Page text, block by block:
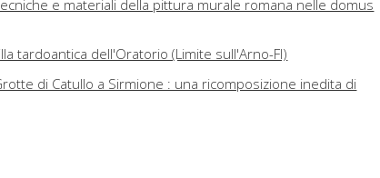
e materiali della pittura murale romana nelle domus
tardoantica dell'Oratorio (Limite sull'Arno-FI)
di Catullo a Sirmione : una ricomposizione inedita di
del Museo Nazionale Romano alle Terme di Diocleziano :